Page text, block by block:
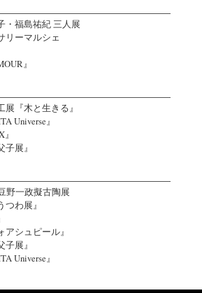
・福島祐紀 三人展
リーマルシェ
』
『木と生きる』
Universe』
展』
野一政擬古陶展
わ展』
シュピール』
展』
Universe』